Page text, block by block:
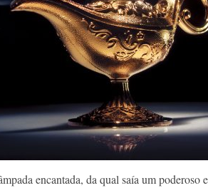
encantada, da qual saía um poderoso